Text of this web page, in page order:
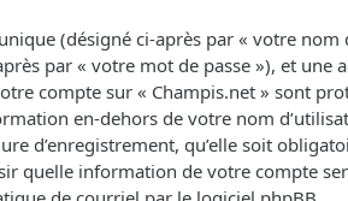
(désigné ci-après par « votre nom
par « votre mot de passe »), et une
compte sur « Champis.net » sont
en-dehors de votre nom
d’enregistrement, qu’elle soit
quelle information de votre compte